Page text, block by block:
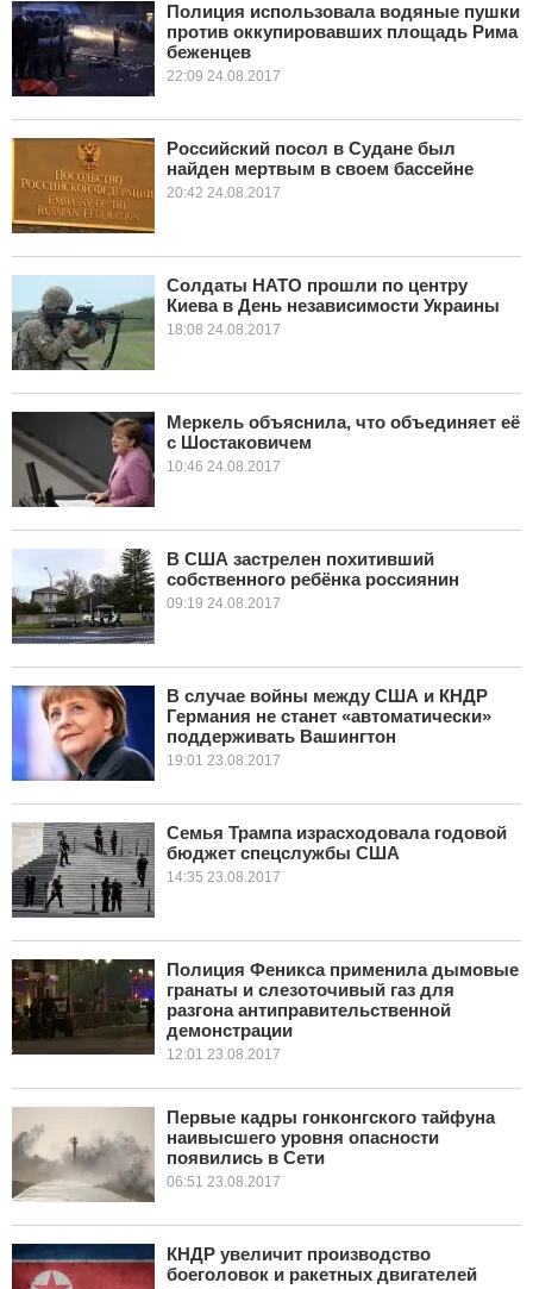
Полиция использовала водяные пушки
против оккупировавших площадь Рима
беженцев
22:09 24.08.2017
Российский посол в Судане был
найден мертвым в своем бассейне
20:42 24.08.2017
Солдаты НАТО прошли по центру
Киева в День независимости Украины
18:08 24.08.2017
Меркель объяснила, что объединяет её
с Шостаковичем
10:46 24.08.2017
В США застрелен похитивший
собственного ребёнка россиянин
09:19 24.08.2017
В случае войны между США и КНДР
Германия не станет «автоматически»
поддерживать Вашингтон
19:01 23.08.2017
Семья Трампа израсходовала годовой
бюджет спецслужбы США
14:35 23.08.2017
Полиция Феникса применила дымовые
гранаты и слезоточивый газ для
разгона антиправительственной
демонстрации
12:01 23.08.2017
Первые кадры гонконгского тайфуна
наивысшего уровня опасности
появились в Сети
06:51 23.08.2017
КНДР увеличит производство
боеголовок и ракетных двигателей